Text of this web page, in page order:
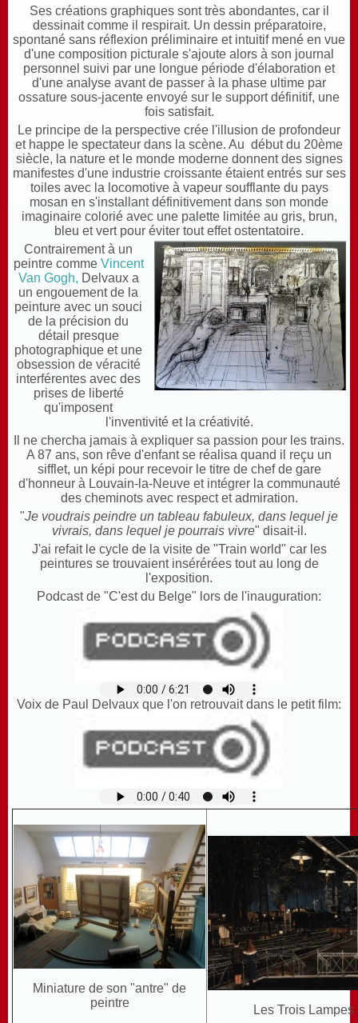
Ses créations graphiques sont très abondantes, car il
dessinait comme il respirait. Un dessin préparatoire,
spontané sans réflexion préliminaire et intuitif mené en vue
d'une composition picturale s'ajoute alors à son journal
personnel suivi par une longue période d'élaboration et
d'une analyse avant de passer à la phase ultime par
ossature sous-jacente envoyé sur le support définitif, une
fois satisfait.
Le principe de la perspective crée l'illusion de profondeur
et happe le spectateur dans la scène. Au début du 20ème
siècle, la nature et le monde moderne donnent des signes
manifestes d'une industrie croissante étaient entrés sur ses
toiles avec la locomotive à vapeur soufflante du pays
mosan en s'installant définitivement dans son monde
imaginaire colorié avec une palette limitée au gris, brun,
bleu et vert pour éviter tout effet ostentatoire.
Contrairement à un
peintre comme Vincent
Van Gogh, Delvaux a
un engouement de la
peinture avec un souci
de la précision du
détail presque
photographique et une
obsession de véracité
interférentes avec des
prises de liberté
qu'imposent
l'inventivité et la créativité.
Il ne chercha jamais à expliquer sa passion pour les trains.
A 87 ans, son rêve d'enfant se réalisa quand il reçu un
sifflet, un képi pour recevoir le titre de chef de gare
d'honneur à Louvain-la-Neuve et intégrer la communauté
des cheminots avec respect et admiration.
"Je voudrais peindre un tableau fabuleux, dans lequel je
vivrais, dans lequel je pourrais vivre" disait-il.
J'ai refait le cycle de la visite de "Train world" car les
peintures se trouvaient insérérées tout au long de
l'exposition.
Podcast de "C'est du Belge" lors de l'inauguration:
Voix de Paul Delvaux que l'on retrouvait dans le petit film:
Miniature de son "antre" de
peintre
Les Trois Lampes